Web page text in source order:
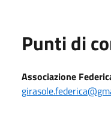
Punti di
Associazione